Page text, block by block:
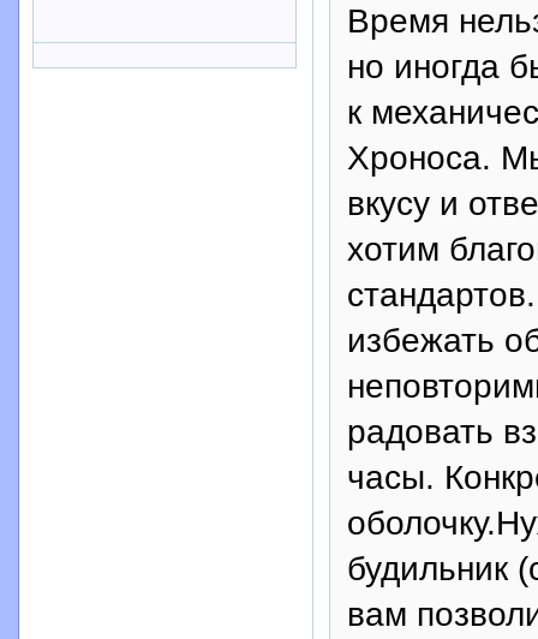
Время
но иногда
к
Хроноса.
вкусу и
хотим
избежать
радовать
часы.
будильник
вам